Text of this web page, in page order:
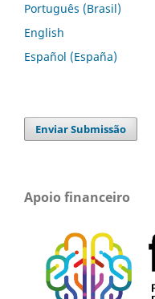
Português (Brasil)
English
Español (España)
Enviar Submissão
Apoio financeiro